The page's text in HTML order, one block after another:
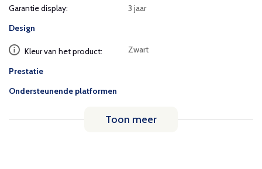
Garantie display:
3 jaar
Design
Kleur van het product: Zwart
Prestatie
Ondersteunende platformen
Toon meer